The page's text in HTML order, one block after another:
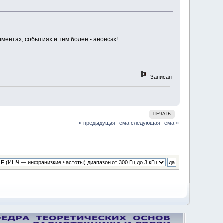
событиях и тем более - анонсах!
Записан
ПЕЧАТЬ
« предыдущая тема следующая тема »